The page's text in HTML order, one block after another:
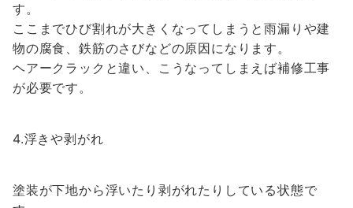
す。
ここまでひび割れが大きくなってしまうと雨漏りや建
物の腐食、鉄筋のさびなどの原因になります。
ヘアークラックと違い、こうなってしまえば補修工事
が必要です。
4.浮きや剥がれ
塗装が下地から浮いたり剥がれたりしている状態で